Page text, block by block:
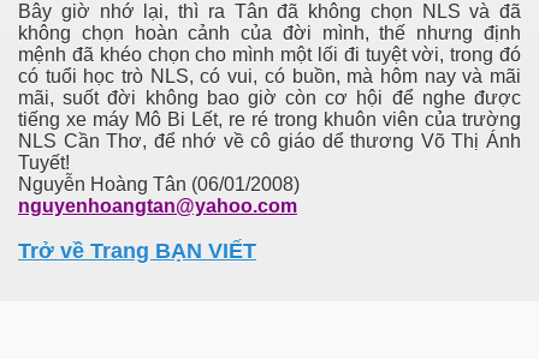
Bây giờ nhớ lại, thì ra Tân đã không chọn NLS và đã
không chọn hoàn cảnh của đời mình, thế nhưng định
mệnh đã khéo chọn cho mình một lối đi tuyệt vời, trong đó
có tuổi học trò NLS, có vui, có buồn, mà hôm nay và mãi
mãi, suốt đời không bao giờ còn cơ hội để nghe được
tiếng xe máy Mô Bi Lết, re ré trong khuôn viên của trường
NLS Cần Thơ, để nhớ về cô giáo dể thương Võ Thị Ánh
Tuyết!
Nguyễn Hoàng Tân (06/01/2008)
nguyenhoangtan@yahoo.com
Trở về Trang BẠN VIẾT